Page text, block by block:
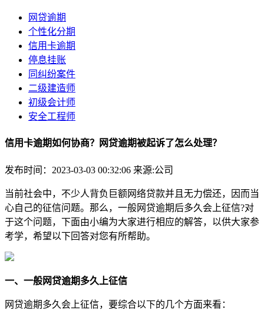
网贷逾期
个性化分期
信用卡逾期
停息挂账
同纠纷案件
二级建造师
初级会计师
安全工程师
信用卡逾期如何协商？网贷逾期被起诉了怎么处理？
发布时间：2023-03-03 00:32:06 来源:公司
当前社会中，不少人背负巨额网络贷款并且无力偿还，因而当
心自己的征信问题。那么，一般网贷逾期后多久会上征信?对
于这个问题，下面由小编为大家进行相应的解答，以供大家参
考学，希望以下回答对您有所帮助。
一、一般网贷逾期多久上征信
网贷逾期多久会上征信，要综合以下的几个方面来看：